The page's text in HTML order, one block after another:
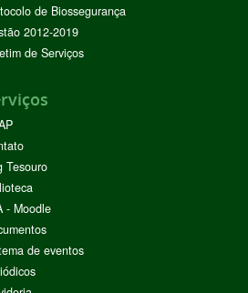
de Biossegurança
2012-2019
de Serviços
Tesouro
- Moodle
de eventos